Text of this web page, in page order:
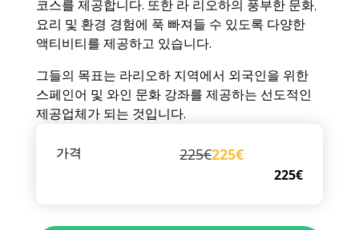
코스를 제공합니다. 또한 라 리오하의 풍부한 문화,
요리 및 환경 경험에 푹 빠져들 수 있도록 다양한
액티비티를 제공하고 있습니다.
그들의 목표는 라리오하 지역에서 외국인을 위한
스페인어 및 와인 문화 강좌를 제공하는 선도적인
제공업체가 되는 것입니다.
가격
225€
225€225€